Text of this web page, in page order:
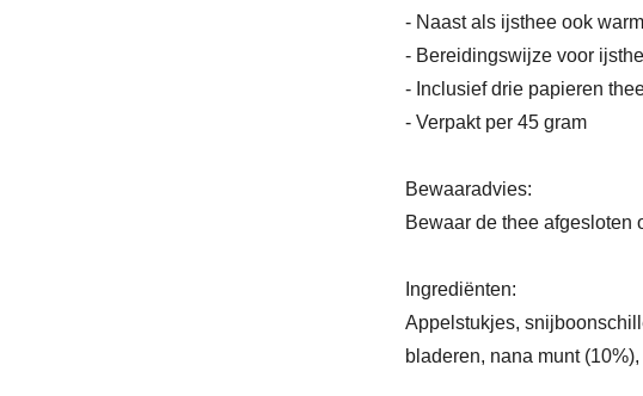
- Naast als ijsthee ook
- Bereidingswijze voor
- Inclusief drie papieren
- Verpakt per 45 gram
Bewaaradvies:
Bewaar de thee afgesloten
Ingrediënten:
Appelstukjes,
bladeren, nana munt